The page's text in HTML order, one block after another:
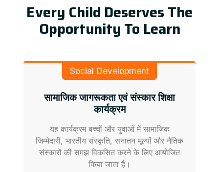
Every Child Deserves The
Opportunity To Learn
Social Development
सामाजिक जागरूकता एवं संस्कार शिक्षा
कार्यक्रम
यह कार्यक्रम बच्चों और युवाओं में सामाजिक
जिम्मेदारी, भारतीय संस्कृति, सनातन मूल्यों और नैतिक
संस्कारों की समझ विकसित करने के लिए आयोजित
किया जाता है।